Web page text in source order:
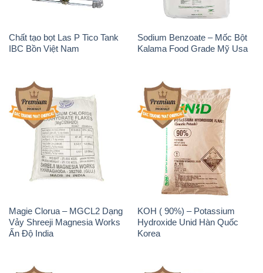
Chất tạo bọt Las P Tico Tank
IBC Bồn Việt Nam
Sodium Benzoate – Mốc Bột
Kalama Food Grade Mỹ Usa
Magie Clorua – MGCL2 Dạng
Vảy Shreeji Magnesia Works
Ấn Độ India
KOH ( 90%) – Potassium
Hydroxide Unid Hàn Quốc
Korea